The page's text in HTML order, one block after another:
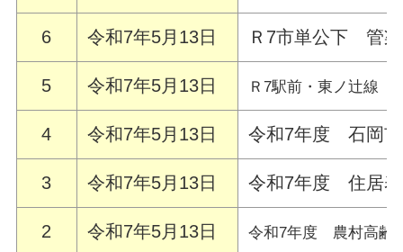
6 令和7年5月13日 Ｒ7市単公下 管
5 令和7年5月13日 Ｒ7駅前・東ノ辻線
4 令和7年5月13日 令和7年度 石岡市
3 令和7年5月13日 令和7年度 住居表
2 令和7年5月13日 令和7年度 農村高齢